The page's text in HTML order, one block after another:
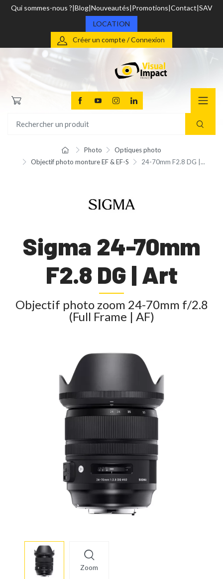
Qui sommes-nous ? Blog Nouveautés Promotions Contact SAV
LOCATION
Créer un compte / Connexion
Photo
Optiques photo
Objectif photo monture EF & EF-S
24-70mm F2.8 DG |...
Sigma 24-70mm
F2.8 DG | Art
Objectif photo zoom 24-70mm f/2.8
(Full Frame | AF)
Zoom
info
Legend...